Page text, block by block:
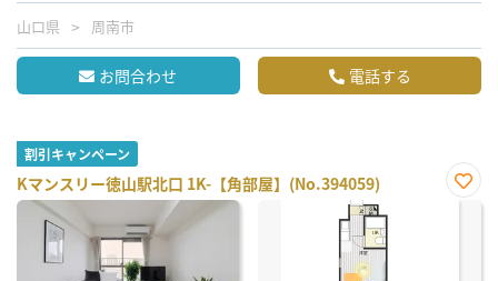
山口県 周南市
お問合わせ 電話する
割引キャンペーン
Kマンスリー徳山駅北口 1K-【角部屋】(No.394059)
お気